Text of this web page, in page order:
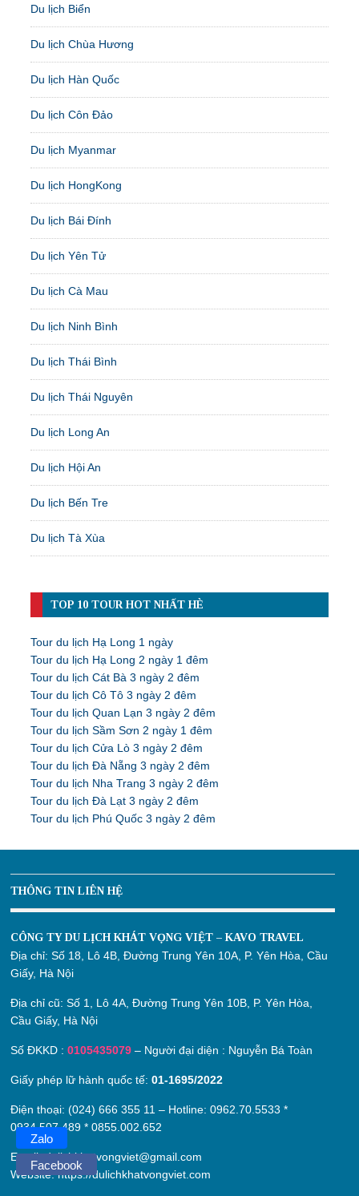
Du lịch Biển
Du lịch Chùa Hương
Du lịch Hàn Quốc
Du lịch Côn Đảo
Du lịch Myanmar
Du lịch HongKong
Du lịch Bái Đính
Du lịch Yên Tử
Du lịch Cà Mau
Du lịch Ninh Bình
Du lịch Thái Bình
Du lịch Thái Nguyên
Du lịch Long An
Du lịch Hội An
Du lịch Bến Tre
Du lịch Tà Xùa
TOP 10 TOUR HOT NHẤT HÈ
Tour du lịch Hạ Long 1 ngày
Tour du lịch Hạ Long 2 ngày 1 đêm
Tour du lịch Cát Bà 3 ngày 2 đêm
Tour du lịch Cô Tô 3 ngày 2 đêm
Tour du lịch Quan Lạn 3 ngày 2 đêm
Tour du lịch Sầm Sơn 2 ngày 1 đêm
Tour du lịch Cửa Lò 3 ngày 2 đêm
Tour du lịch Đà Nẵng 3 ngày 2 đêm
Tour du lịch Nha Trang 3 ngày 2 đêm
Tour du lịch Đà Lạt 3 ngày 2 đêm
Tour du lịch Phú Quốc 3 ngày 2 đêm
THÔNG TIN LIÊN HỆ
CÔNG TY DU LỊCH KHÁT VỌNG VIỆT – KAVO TRAVEL
Địa chỉ:Số 18, Lô 4B, Đường Trung Yên 10A, P. Yên Hòa, Cầu
Giấy, Hà Nội
Địa chỉ cũ:Số 1, Lô 4A, Đường Trung Yên 10B, P. Yên Hòa,
Cầu Giấy, Hà Nội
Số ĐKKD :0105435079 – Người đại diện : Nguyễn Bá Toàn
Giấy phép lữ hành quốc tế:01-1695/2022
Điện thoại: (024) 666 355 11 – Hotline:0962.70.5533 *
0934.507.489 *0855.002.652
Email:dulichkhatvongviet@gmail.com
Website:https://dulichkhatvongviet.com
Zalo
Facebook